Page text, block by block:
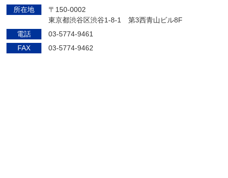
所在地
〒150-0002
東京都渋谷区渋谷1-8-1 第3西青山ビル8F
電話
03-5774-9461
FAX
03-5774-9462